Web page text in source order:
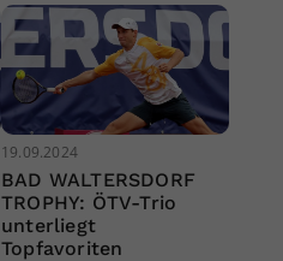
19.09.2024
BAD WALTERSDORF
TROPHY: ÖTV-Trio
unterliegt
Topfavoriten